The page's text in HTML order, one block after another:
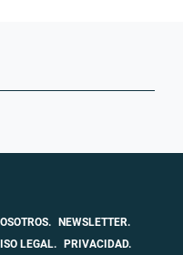
NEWSLETTER.
LEGAL. PRIVACIDAD.